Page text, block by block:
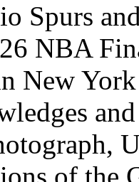
Spurs
NBA
New